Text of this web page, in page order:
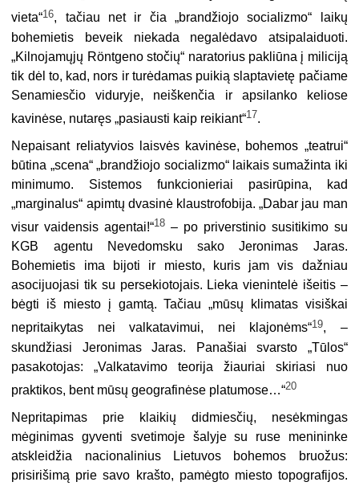
vieta“16, tačiau net ir čia „brandžiojo socializmo“ laikų
bohemietis beveik niekada negalėdavo atsipalaiduoti.
„Kilnojamųjų Röntgeno stočių“ naratorius pakliūna į mili­ciją
tik dėl to, kad, nors ir turėdamas puikią slaptavietę pačiame
Senamiesčio viduryje, neiškenčia ir apsilanko keliose
kavinėse, nutaręs „pasiausti kaip reikiant“17.
Nepaisant reliatyvios laisvės kavinėse, bohemos „teatrui“
būtina „scena“ „brandžiojo socializmo“ laikais sumažinta iki
minimumo. Sistemos funkcionieriai pasirūpina, kad
„marginalus“ apimtų dvasinė klaustrofobija. „Dabar jau man
visur vaidensis agentai!“18 – po priverstinio susitikimo su
KGB agentu Nevedomsku sako Jeronimas Jaras.
Bohemietis ima bijoti ir miesto, kuris jam vis dažniau
asocijuojasi tik su persekiotojais. Lieka vienintelė išeitis –
bėgti iš miesto į gamtą. Tačiau „mūsų klimatas visiškai
nepritaikytas nei valkatavimui, nei klajonėms“19, –
skundžiasi Jeronimas Jaras. Panašiai svarsto „Tūlos“
pasakotojas: „Valkatavimo teorija žiau­riai skiriasi nuo
praktikos, bent mūsų geografinėse platumose…“20
Nepritapimas prie klaikių didmiesčių, nesėkmingas
mėginimas gyventi sve­timoje šalyje su ruse menininke
atskleidžia nacionalinius Lietuvos bohemos bruožus:
prisirišimą prie savo krašto, pamėgto miesto topografijos.